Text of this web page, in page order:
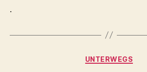
.
Kategorien
UNTERWEGS